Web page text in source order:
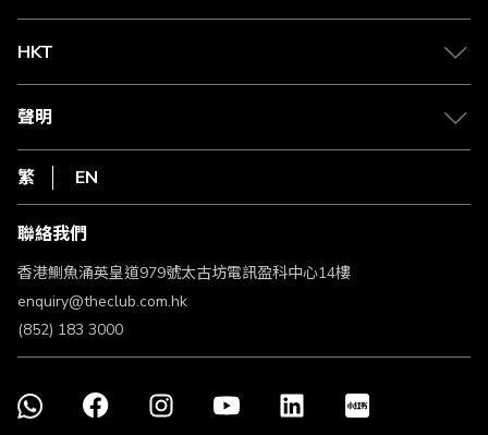
物流與配送
Club Shopping 商品領取站
常見問題
HKT
csl.
1010
HKT
聲明
私隱聲明
使用條款
條款及細則
不歧視及不騷擾聲明
認可牌照及通告
繁 EN
聯絡我們
香港鰂魚涌英皇道979號太古坊電訊盈科中心14樓
enquiry@theclub.com.hk
(852) 183 3000